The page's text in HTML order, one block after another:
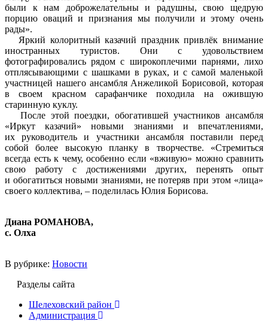
были к нам доброжелательны и радушны, свою щедрую
порцию оваций и признания мы получили и этому очень
рады».
Яркий колоритный казачий праздник привлёк внимание
иностранных туристов. Они с удовольствием
фотографировались рядом с широкоплечими парнями, лихо
отплясывающими с шашками в руках, и с самой маленькой
участницей нашего ансамбля Анжеликой Борисовой, которая
в своем красном сарафанчике походила на ожившую
старинную куклу.
После этой поездки, обогатившей участников ансамбля
«Иркут казачий» новыми знаниями и впечатлениями,
их руководитель и участники ансамбля поставили перед
собой более высокую планку в творчестве. «Стремиться
всегда есть к чему, особенно если «вживую» можно сравнить
свою работу с достижениями других, перенять опыт
и обогатиться новыми знаниями, не потеряв при этом «лица»
своего коллектива, – поделилась Юлия Борисова.
Диана РОМАНОВА,
с. Олха
В рубрике: Новости
Разделы сайта
Шелеховский район
Администрация